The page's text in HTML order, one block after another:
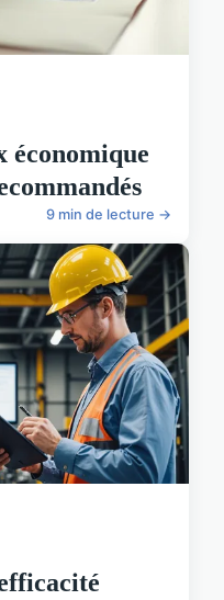
économique
9 min de lecture →